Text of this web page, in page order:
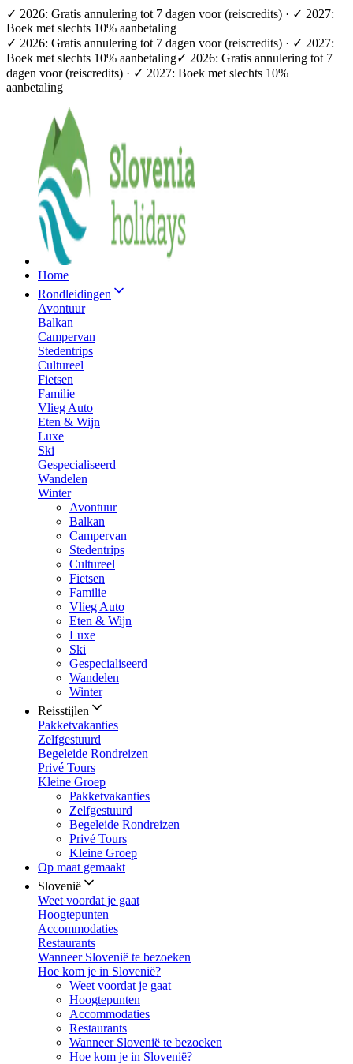
✓ 2026: Gratis annulering tot 7 dagen voor (reiscredits) · ✓ 2027:
Boek met slechts 10% aanbetaling
✓ 2026: Gratis annulering tot 7 dagen voor (reiscredits) · ✓ 2027:
Boek met slechts 10% aanbetaling✓ 2026: Gratis annulering tot 7
dagen voor (reiscredits) · ✓ 2027: Boek met slechts 10%
aanbetaling
Home
Rondleidingen
Avontuur
Balkan
Campervan
Stedentrips
Cultureel
Fietsen
Familie
Vlieg Auto
Eten & Wijn
Luxe
Ski
Gespecialiseerd
Wandelen
Winter
Avontuur
Balkan
Campervan
Stedentrips
Cultureel
Fietsen
Familie
Vlieg Auto
Eten & Wijn
Luxe
Ski
Gespecialiseerd
Wandelen
Winter
Reisstijlen
Pakketvakanties
Zelfgestuurd
Begeleide Rondreizen
Privé Tours
Kleine Groep
Pakketvakanties
Zelfgestuurd
Begeleide Rondreizen
Privé Tours
Kleine Groep
Op maat gemaakt
Slovenië
Weet voordat je gaat
Hoogtepunten
Accommodaties
Restaurants
Wanneer Slovenië te bezoeken
Hoe kom je in Slovenië?
Weet voordat je gaat
Hoogtepunten
Accommodaties
Restaurants
Wanneer Slovenië te bezoeken
Hoe kom je in Slovenië?